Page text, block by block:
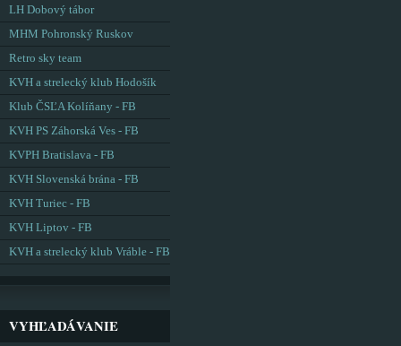
LH Dobový tábor
MHM Pohronský Ruskov
Retro sky team
KVH a strelecký klub Hodošík
Klub ČSĽA Kolíňany - FB
KVH PS Záhorská Ves - FB
KVPH Bratislava - FB
KVH Slovenská brána - FB
KVH Turiec - FB
KVH Liptov - FB
KVH a strelecký klub Vráble - FB
VYHĽADÁVANIE